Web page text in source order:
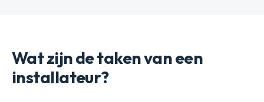
Wat zijn de taken van een
installateur?